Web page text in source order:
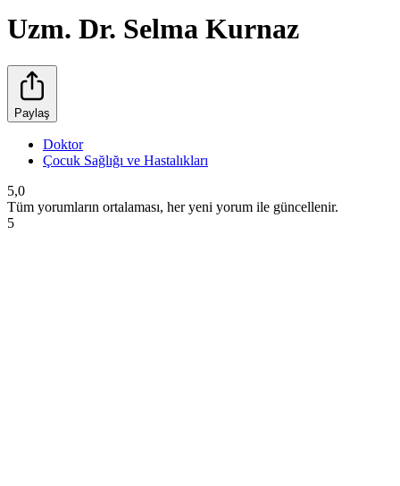
Uzm. Dr. Selma Kurnaz
Paylaş
Doktor
Çocuk Sağlığı ve Hastalıkları
5,0
Tüm yorumların ortalaması, her yeni yorum ile güncellenir.
5